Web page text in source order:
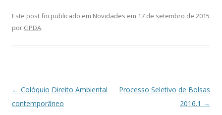
Este post foi publicado em Novidades em 17 de setembro de 2015
por GPDA.
Navegação
de
← Colóquio Direito Ambiental
contemporâneo
Processo Seletivo de Bolsas
2016.1 →